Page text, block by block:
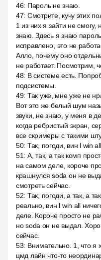
46: Пароль не знаю.
47: Смотрите, кучу этих
1 из них я зайти не
знаю. Здесь я знаю
исправлено, это не
Алло, почему оно
не работает. Посмотрим,
48: В системе есть.
подсистемы.
49: Так уже, мне уже не
Вот это же белый шум
звуки, не знаю, у меня в
когда ребристый экран,
все скримеры с такими
50: Так, погоди, вин l win
51: А, так, а так комп
на самом деле, короче
крашнулся soda он не
смотреть сейчас.
52: Так, погоди, а так, а
реально, вин l win all
деле. Короче просто не
но soda он не выдал.
сейчас.
53: Внимательно. 1, что я
цмд лайн что-то